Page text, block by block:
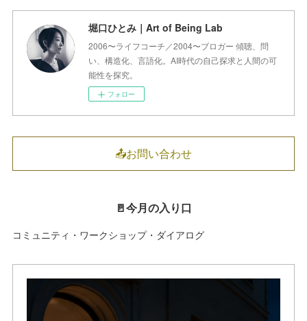
堀口ひとみ｜Art of Being Lab
2006〜ライフコーチ／2004〜ブロガー 傾聴、問
い、構造化、言語化。AI時代の自己探求と人間の可
能性を探究。
フォロー
📤お問い合わせ
🚪今月の入り口
コミュニティ・ワークショップ・ダイアログ